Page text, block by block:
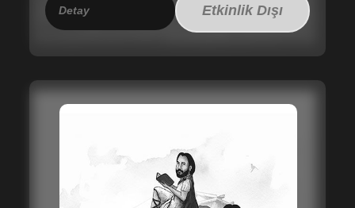
Detay Etkinlik Dışı